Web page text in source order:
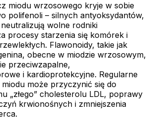
miodu wrzosowego kryje w sobie
polifenoli – silnych antyoksydantów,
wolne rodniki
procesy starzenia się komórek i
Flawonoidy, takie jak
obecne w miodzie wrzosowym,
przeciwzapalne,
i kardioprotekcyjne. Regularne
może przyczynić się do
„złego” cholesterolu LDL, poprawy
krwionośnych i zmniejszenia